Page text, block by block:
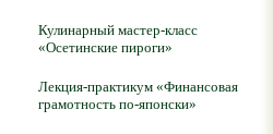
Кулинарный мастер-класс
«Осетинские пироги»
Лекция-практикум «Финансовая
грамотность по-японски»